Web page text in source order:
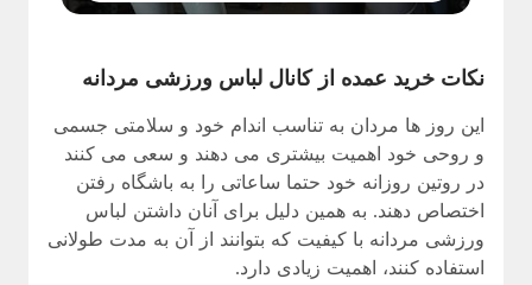
نکات خرید عمده از کانال لباس ورزشی مردانه
این روز ها مردان به تناسب اندام خود و سلامتی جسمی
و روحی خود اهمیت بیشتری می دهند و سعی می کنند
در روتین روزانه خود حتما ساعاتی را به باشگاه رفتن
اختصاص دهند. به همین دلیل برای آنان داشتن لباس
ورزشی مردانه با کیفیت که بتوانند از آن به مدت طولانی
استفاده کنند، اهمیت زیادی دارد.